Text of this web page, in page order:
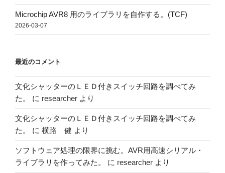
Microchip AVR8 用のライブラリを自作する。(TCF)
2026-03-07
最近のコメント
文化シャッターのＬＥＤ付きスイッチ回路を調べてみ
た。
に researcher より
文化シャッターのＬＥＤ付きスイッチ回路を調べてみ
た。
に 横路 健 より
ソフトウェア処理の限界に挑む。AVR用高速シリアル・
ライブラリを作ってみた。
に researcher より